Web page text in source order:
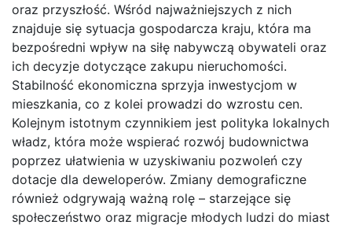
oraz przyszłość. Wśród najważniejszych z nich
znajduje się sytuacja gospodarcza kraju, która ma
bezpośredni wpływ na siłę nabywczą obywateli oraz
ich decyzje dotyczące zakupu nieruchomości.
Stabilność ekonomiczna sprzyja inwestycjom w
mieszkania, co z kolei prowadzi do wzrostu cen.
Kolejnym istotnym czynnikiem jest polityka lokalnych
władz, która może wspierać rozwój budownictwa
poprzez ułatwienia w uzyskiwaniu pozwoleń czy
dotacje dla deweloperów. Zmiany demograficzne
również odgrywają ważną rolę – starzejące się
społeczeństwo oraz migracje młodych ludzi do miast